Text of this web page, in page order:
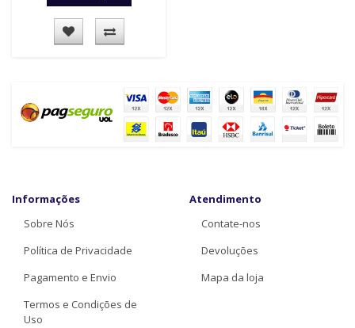
Informações
Sobre Nós
Política de Privacidade
Pagamento e Envio
Termos e Condições de
Uso
Atendimento
Contate-nos
Devoluções
Mapa da loja